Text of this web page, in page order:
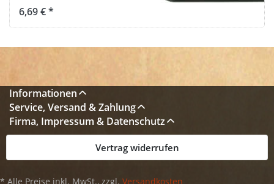
6,69 € *
Informationen
Service, Versand & Zahlung
Firma, Impressum & Datenschutz
Vertrag widerrufen
* Alle Preise inkl. MwSt., zzgl. Versandkosten